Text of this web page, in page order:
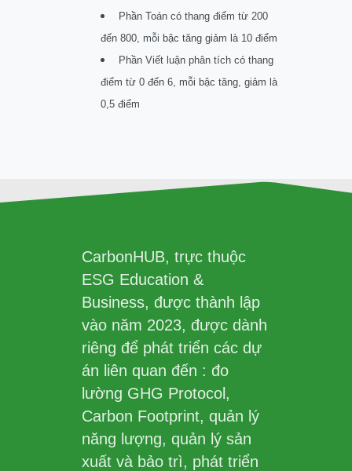
Phần Toán có thang điểm từ 200
đến 800, mỗi bậc tăng giảm là 10 điểm
Phần Viết luận phân tích có thang
điểm từ 0 đến 6, mỗi bậc tăng, giảm là
0,5 điểm
CarbonHUB, trực thuộc
ESG Education &
Business, được thành lập
vào năm 2023, được dành
riêng để phát triển các dự
án liên quan đến : đo
lường GHG Protocol,
Carbon Footprint, quản lý
năng lượng, quản lý sản
xuất và bảo trì, phát triển